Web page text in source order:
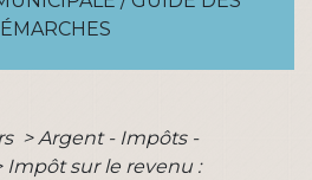
> Argent - Impôts -
Impôt sur le revenu :